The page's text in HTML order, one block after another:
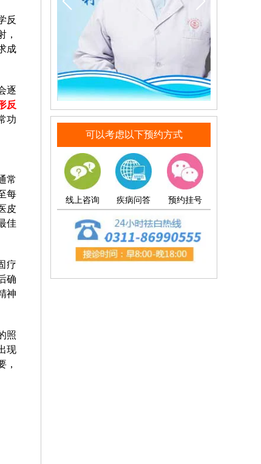
反
，
成
逐
反
功
常
每
皮
佳
疗
确
神
照
现
，
可以考虑以下预约方式
线上咨询 疾病问答 预约挂号